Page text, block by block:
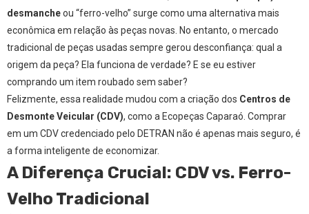
desmancheou “ferro-velho” surge como uma alternativa mais
econômica em relação às peças novas. No entanto, o mercado
tradicional de peças usadas sempre gerou desconfiança: qual a
origem da peça? Ela funciona de verdade? E se eu estiver
comprando um item roubado sem saber?
Felizmente, essa realidade mudou com a criação dos Centros de
Desmonte Veicular (CDV), como a Ecopeças Caparaó. Comprar
em um CDV credenciado pelo DETRAN não é apenas mais seguro, é
a forma inteligente de economizar.
A Diferença Crucial: CDV vs. Ferro-
Velho Tradicional